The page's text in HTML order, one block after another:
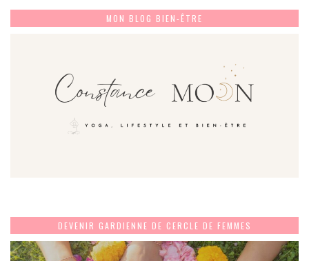
MON BLOG BIEN-ÊTRE
DEVENIR GARDIENNE DE CERCLE DE FEMMES